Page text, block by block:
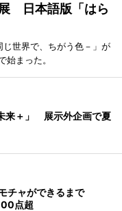
日本語版「はら
世界で、ちがう色－」が
まった。
来＋」 展示外企画で夏
チャができるまで
点超